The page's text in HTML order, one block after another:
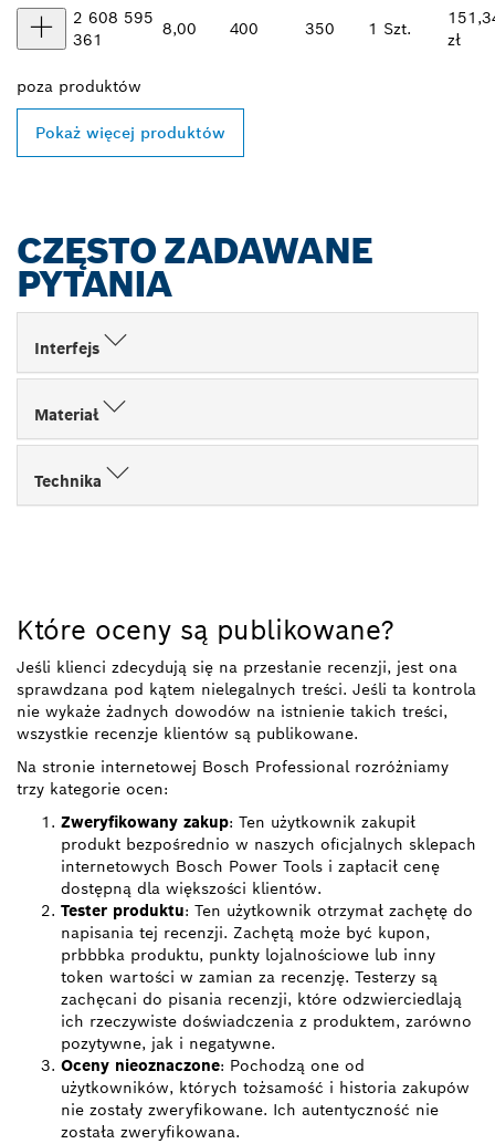
2 608 595
361
8,00 400 350 1 Szt.
zł
poza produktów
Pokaż więcej produktów
CZĘSTO ZADAWANE
PYTANIA
Interfejs
Materiał
Technika
Które oceny są publikowane?
Jeśli klienci zdecydują się na przesłanie recenzji, jest ona
sprawdzana pod kątem nielegalnych treści. Jeśli ta kontrola
nie wykaże żadnych dowodów na istnienie takich treści,
wszystkie recenzje klientów są publikowane.
Na stronie internetowej Bosch Professional rozróżniamy
trzy kategorie ocen:
Zweryfikowany zakup: Ten użytkownik zakupił
produkt bezpośrednio w naszych oficjalnych sklepach
internetowych Bosch Power Tools i zapłacił cenę
dostępną dla większości klientów.
Tester produktu: Ten użytkownik otrzymał zachętę do
napisania tej recenzji. Zachętą może być kupon,
prbbbka produktu, punkty lojalnościowe lub inny
token wartości w zamian za recenzję. Testerzy są
zachęcani do pisania recenzji, które odzwierciedlają
ich rzeczywiste doświadczenia z produktem, zarówno
pozytywne, jak i negatywne.
Oceny nieoznaczone: Pochodzą one od
użytkowników, których tożsamość i historia zakupów
nie zostały zweryfikowane. Ich autentyczność nie
została zweryfikowana.